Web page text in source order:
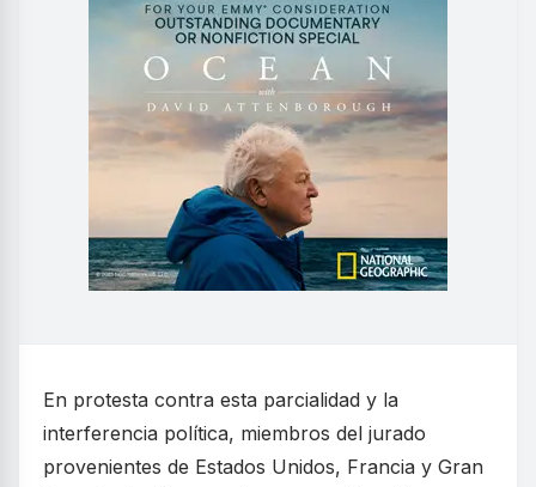
En protesta contra esta parcialidad y la
interferencia política, miembros del jurado
provenientes de Estados Unidos, Francia y Gran